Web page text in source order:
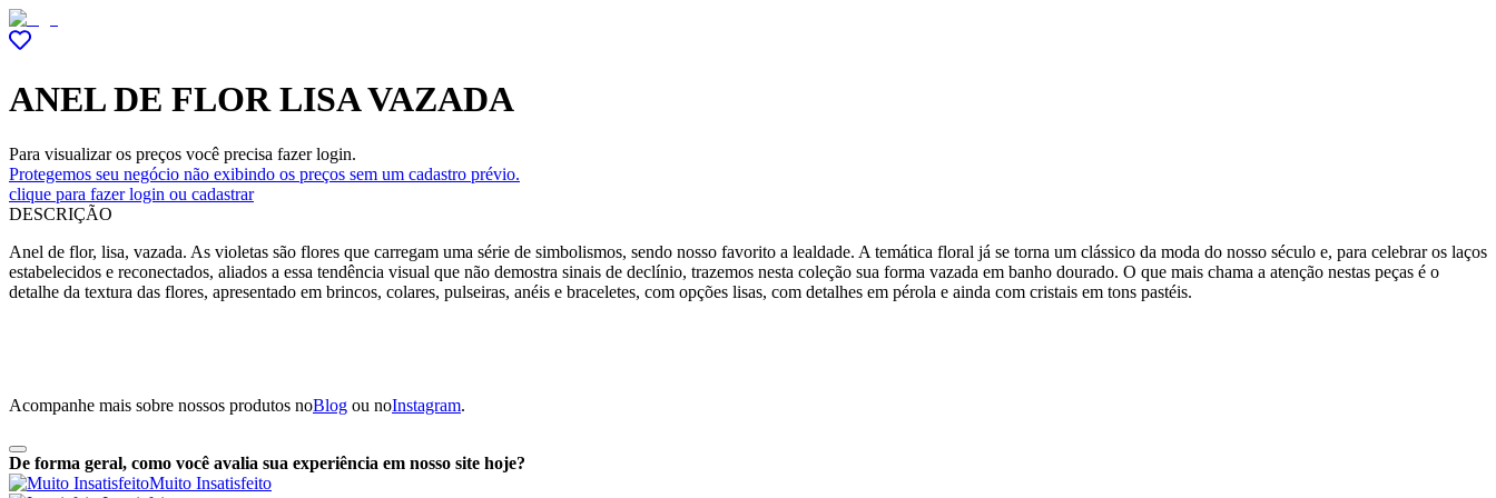
ANEL DE FLOR LISA VAZADA
Para visualizar os preços você precisa fazer login.
Protegemos seu negócio não exibindo os preços sem um cadastro prévio.
clique para fazer login ou cadastrar
DESCRIÇÃO
Anel de flor, lisa, vazada. As violetas são flores que carregam uma série de simbolismos, sendo nosso favorito a lealdade. A temática floral já se torna um clássico da moda do nosso século e, para celebrar os laços
estabelecidos e reconectados, aliados a essa tendência visual que não demostra sinais de declínio, trazemos nesta coleção sua forma vazada em banho dourado. O que mais chama a atenção nestas peças é o
detalhe da textura das flores, apresentado em brincos, colares, pulseiras, anéis e braceletes, com opções lisas, com detalhes em pérola e ainda com cristais em tons pastéis.
Acompanhe mais sobre nossos produtos noBlog ou noInstagram.
De forma geral, como você avalia sua experiência em nosso site hoje?
Muito Insatisfeito